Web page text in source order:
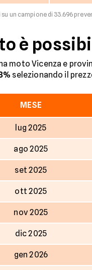
su un campione di 33.696
è
moto Vicenza e
selezionando il
MESE
lug 2025
ago 2025
set 2025
ott 2025
nov 2025
dic 2025
gen 2026